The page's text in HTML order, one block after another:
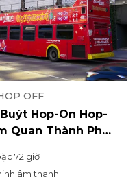
OFF
Hop-On Hop-
Quan Thành Phố
72 giờ
âm thanh